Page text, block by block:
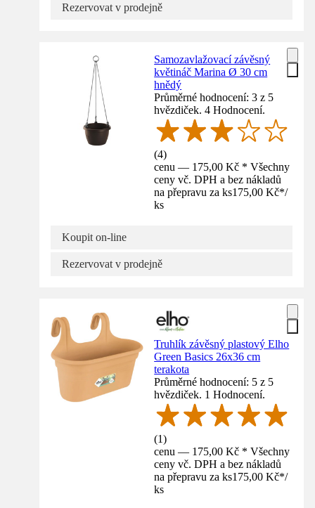
Rezervovat v prodejně
Samozavlažovací závěsný
květináč Marina Ø 30 cm
hnědý
Průměrné hodnocení: 3 z 5
hvězdiček. 4 Hodnocení.
(4)
cenu — 175,00 Kč * Všechny
ceny vč. DPH a bez nákladů
na přepravu za ks175,00 Kč*/
ks
Koupit on-line
Rezervovat v prodejně
Truhlík závěsný plastový Elho
Green Basics 26x36 cm
terakota
Průměrné hodnocení: 5 z 5
hvězdiček. 1 Hodnocení.
(1)
cenu — 175,00 Kč * Všechny
ceny vč. DPH a bez nákladů
na přepravu za ks175,00 Kč*/
ks